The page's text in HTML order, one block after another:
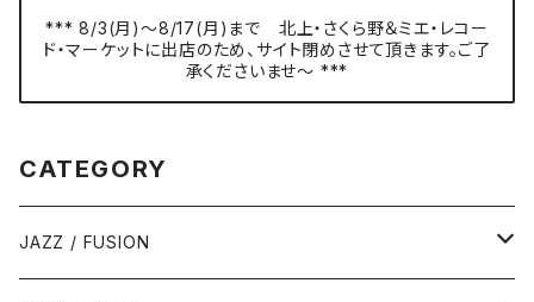
*** 8/3(月)〜8/17(月)まで 北上・さくら野＆ミエ・レコー
ド・マーケットに出店のため、サイト閉めさせて頂きます。ご了
承くださいませ〜 ***
CATEGORY
JAZZ / FUSION